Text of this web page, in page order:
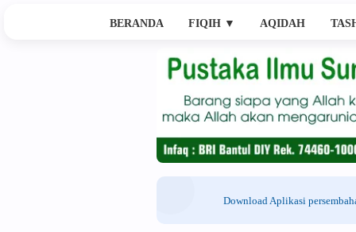
BERANDA FIQIH ▼ AQIDAH
Download Aplikasi